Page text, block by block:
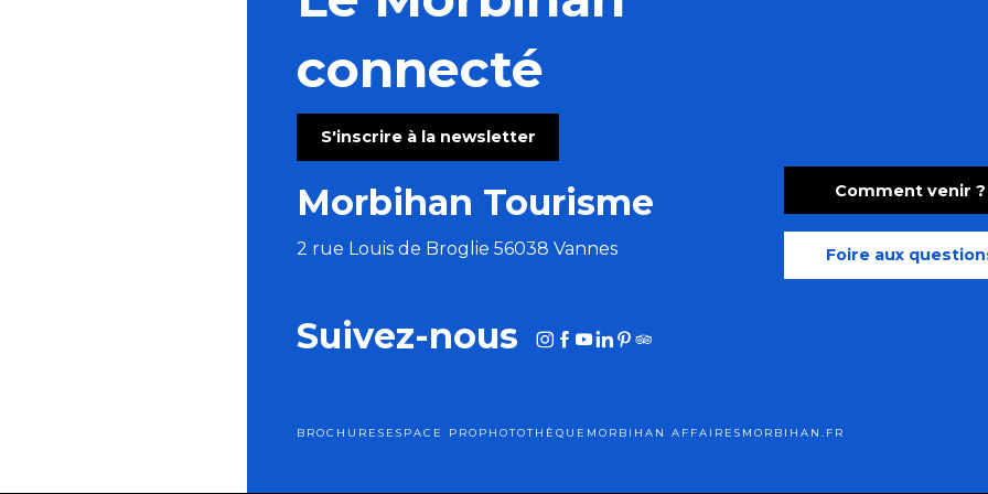
connecté
S'inscrire à la newsletter
Morbihan Tourisme
2 rue Louis de Broglie 56038 Vannes
Comment venir ?
Foire aux
Suivez-nous
BROCHURES ESPACE PRO PHOTOTHÈQUE MORBIHAN AFFAIRES MORBIHAN.FR